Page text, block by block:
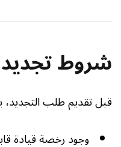
شروط تجديد
قبل تقديم طلب التجديد،
وجود رخصة قيادة